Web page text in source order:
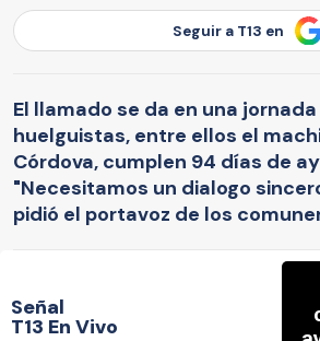
Seguir a T13 en
El llamado se da en una
huelguistas, entre ellos el
Córdova, cumplen 94 días de
"Necesitamos un dialogo
pidió el portavoz de los
Señal
T13 En Vivo